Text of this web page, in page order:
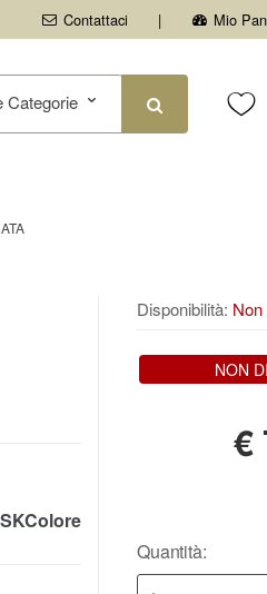
Contattaci Mio
Disponibilità:
NON
€
Quantità: